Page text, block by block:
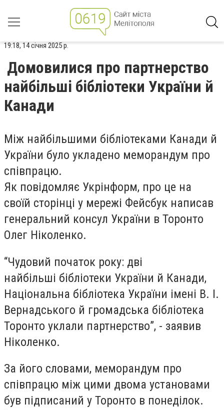
19:18, 14 січня 2025 р.
Домовилися про партнерство
найбільші бібліотеки України й
Канади
Між найбільшими бібліотеками Канади й
України було укладено меморандум про
співпрацю.
Як повідомляє Укрінформ, про це на
своїй сторінці у мережі Фейсбук написав
генеральний консул України в Торонто
Олег Ніколенко.
“Чудовий початок року: дві
найбільші бібліотеки України й Канади,
Національна бібліотека України імені В. І.
Вернадського й громадська бібліотека
Торонто уклали партнерство”, - заявив
Ніколенко.
За його словами, меморандум про
співпрацю між цими двома установами
був підписаний у Торонто в понеділок.